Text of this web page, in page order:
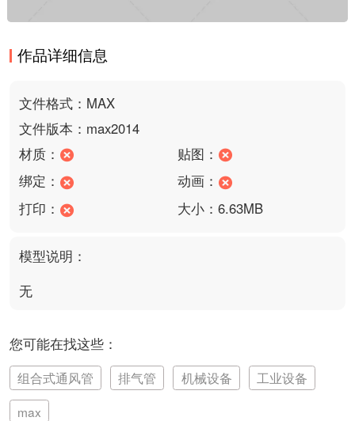
作品详细信息
文件格式：MAX
文件版本：max2014
材质：
贴图：
绑定：
动画：
打印：
大小：6.63MB
模型说明：
无
您可能在找这些：
组合式通风管 排气管 机械设备
工业设备
max